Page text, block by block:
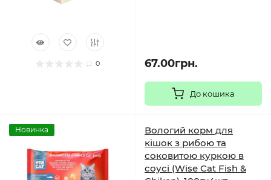
0 67.00грн.
До кошика
Новинка
Вологий корм для
кішок з рибою та
соковитою куркою в
соусі (Wise Cat Fish &